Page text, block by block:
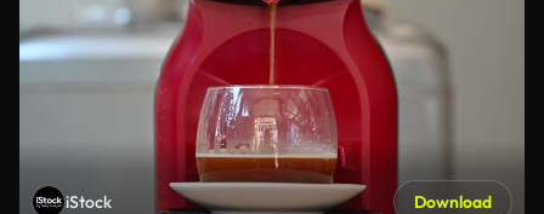
iStock Download